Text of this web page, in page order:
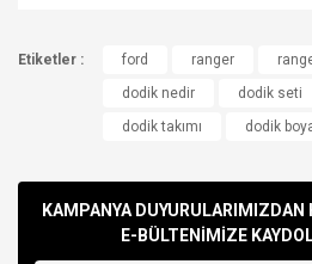
Etiketler : ford ranger
dodik nedir
dodik seti
dodik takımı
dodik
KAMPANYA DUYURULARIMIZDAN
E-BÜLTENİMİZE